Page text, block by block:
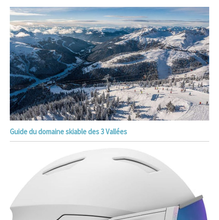
Guide du domaine skiable des 3 Vallées